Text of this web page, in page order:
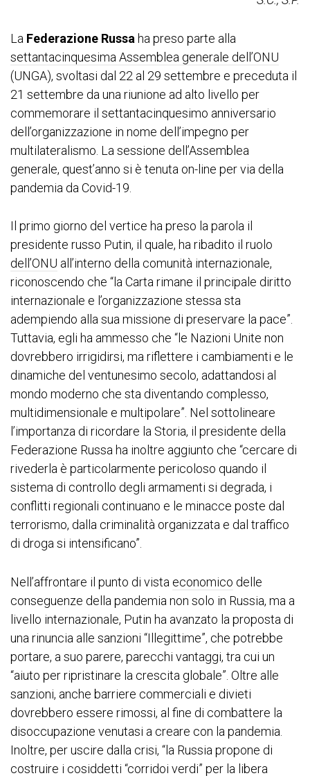
La Federazione Russa ha preso parte alla
settantacinquesima Assemblea generale dell’ONU
(UNGA), svoltasi dal 22 al 29 settembre e preceduta il
21 settembre da una riunione ad alto livello per
commemorare il settantacinquesimo anniversario
dell’organizzazione in nome dell’impegno per
multilateralismo. La sessione dell’Assemblea
generale, quest’anno si è tenuta on-line per via della
pandemia da Covid-19.
Il primo giorno del vertice ha preso la parola il
presidente russo Putin, il quale, ha ribadito il ruolo
dell’ONU all’interno della comunità internazionale,
riconoscendo che “la Carta rimane il principale diritto
internazionale e l’organizzazione stessa sta
adempiendo alla sua missione di preservare la pace”.
Tuttavia, egli ha ammesso che “le Nazioni Unite non
dovrebbero irrigidirsi, ma riflettere i cambiamenti e le
dinamiche del ventunesimo secolo, adattandosi al
mondo moderno che sta diventando complesso,
multidimensionale e multipolare”. Nel sottolineare
l’importanza di ricordare la Storia, il presidente della
Federazione Russa ha inoltre aggiunto che “cercare di
rivederla è particolarmente pericoloso quando il
sistema di controllo degli armamenti si degrada, i
conflitti regionali continuano e le minacce poste dal
terrorismo, dalla criminalità organizzata e dal traffico
di droga si intensificano”.
Nell’affrontare il punto di vista economico delle
conseguenze della pandemia non solo in Russia, ma a
livello internazionale, Putin ha avanzato la proposta di
una rinuncia alle sanzioni “Illegittime”, che potrebbe
portare, a suo parere, parecchi vantaggi, tra cui un
“aiuto per ripristinare la crescita globale”. Oltre alle
sanzioni, anche barriere commerciali e divieti
dovrebbero essere rimossi, al fine di combattere la
disoccupazione venutasi a creare con la pandemia.
Inoltre, per uscire dalla crisi, “la Russia propone di
costruire i cosiddetti “corridoi verdi” per la libera